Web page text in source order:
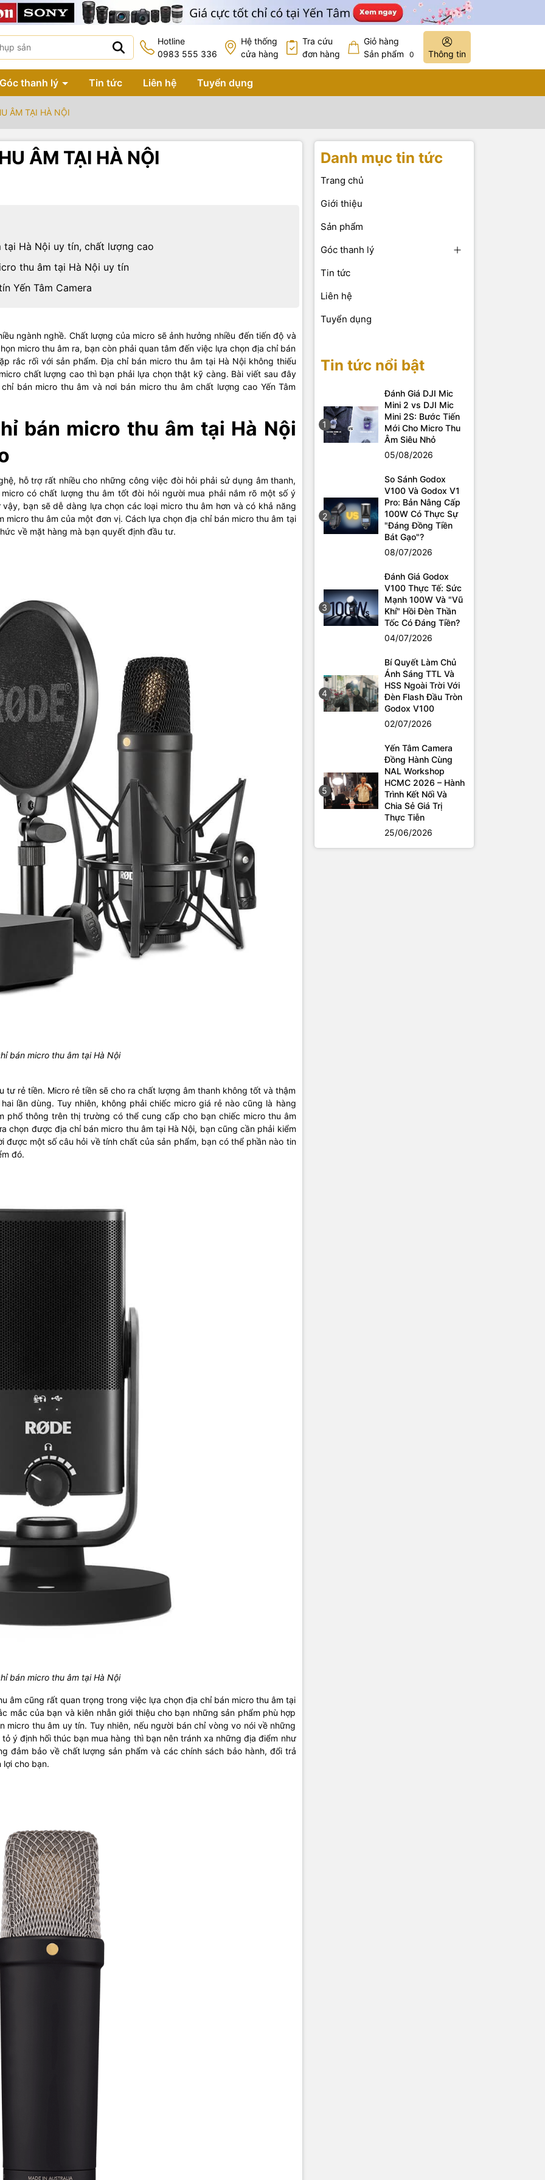
Hotline
0983 555 336
Hệ thống
cửa hàng
Tra cứu
đơn hàng
Giỏ hàng
Sản phẩm
0 Thông tin
Góc thanh lý Tin tức Liên hệ Tuyển dụng
ÂM TẠI HÀ NỘI
ÂM TẠI HÀ NỘI
Hà Nội uy tín, chất lượng cao
thu âm tại Hà Nội uy tín
Yến Tâm Camera
ngành nghề. Chất lượng của micro sẽ ảnh hưởng nhiều đến tiến độ và
micro thu âm ra, bạn còn phải quan tâm đến việc lựa chọn địa chỉ bán
rắc rối với sản phẩm. Địa chỉ bán micro thu âm tại Hà Nội không thiếu
chất lượng cao thì bạn phải lựa chọn thật kỹ càng. Bài viết sau đây
bán micro thu âm và nơi bán micro thu âm chất lượng cao Yến Tâm
bán micro thu âm tại Hà Nội
hỗ trợ rất nhiều cho những công việc đòi hỏi phải sử dụng âm thanh,
có chất lượng thu âm tốt đòi hỏi người mua phải nắm rõ một số ý
bạn sẽ dễ dàng lựa chọn các loại micro thu âm hơn và có khả năng
thu âm của một đơn vị. Cách lựa chọn địa chỉ bán micro thu âm tại
về mặt hàng mà bạn quyết định đầu tư.
bán micro thu âm tại Hà Nội
rẻ tiền. Micro rẻ tiền sẽ cho ra chất lượng âm thanh không tốt và thậm
lần dùng. Tuy nhiên, không phải chiếc micro giá rẻ nào cũng là hàng
phổ thông trên thị trường có thể cung cấp cho bạn chiếc micro thu âm
chọn được địa chỉ bán micro thu âm tại Hà Nội, bạn cũng cần phải kiểm
một số câu hỏi về tính chất của sản phẩm, bạn có thể phần nào tin
đó.
bán micro thu âm tại Hà Nội
âm cũng rất quan trọng trong việc lựa chọn địa chỉ bán micro thu âm tại
mắc của bạn và kiên nhẫn giới thiệu cho bạn những sản phẩm phù hợp
micro thu âm uy tín. Tuy nhiên, nếu người bán chỉ vòng vo nói về những
ý định hối thúc bạn mua hàng thì bạn nên tránh xa những địa điểm như
đảm bảo về chất lượng sản phẩm và các chính sách bảo hành, đổi trả
cho bạn.
Danh mục tin tức
Trang chủ
Giới thiệu
Sản phẩm
Góc thanh lý
Tin tức
Liên hệ
Tuyển dụng
Tin tức nổi bật
1
Đánh Giá DJI Mic
Mini 2 vs DJI Mic
Mini 2S: Bước Tiến
Mới Cho Micro Thu
Âm Siêu Nhỏ
05/08/2026
2
So Sánh Godox
V100 Và Godox V1
Pro: Bản Nâng Cấp
100W Có Thực Sự
"Đáng Đồng Tiền
Bát Gạo"?
08/07/2026
3
Đánh Giá Godox
V100 Thực Tế: Sức
Mạnh 100W Và "Vũ
Khí" Hồi Đèn Thần
Tốc Có Đáng Tiền?
04/07/2026
4
Bí Quyết Làm Chủ
Ánh Sáng TTL Và
HSS Ngoài Trời Với
Đèn Flash Đầu Tròn
Godox V100
02/07/2026
5
Yến Tâm Camera
Đồng Hành Cùng
NAL Workshop
HCMC 2026 – Hành
Trình Kết Nối Và
Chia Sẻ Giá Trị
Thực Tiễn
25/06/2026